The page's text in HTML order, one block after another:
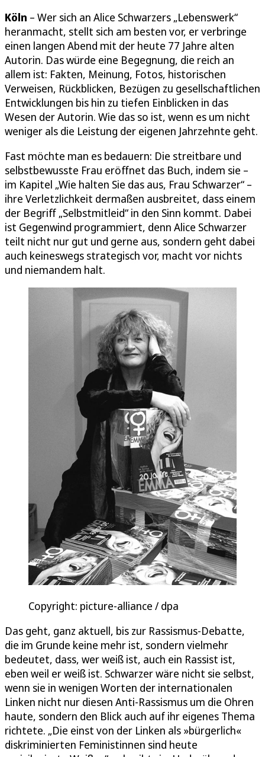
Köln – Wer sich an Alice Schwarzers „Lebenswerk“
heranmacht, stellt sich am besten vor, er verbringe
einen langen Abend mit der heute 77 Jahre alten
Autorin. Das würde eine Begegnung, die reich an
allem ist: Fakten, Meinung, Fotos, historischen
Verweisen, Rückblicken, Bezügen zu gesellschaftlichen
Entwicklungen bis hin zu tiefen Einblicken in das
Wesen der Autorin. Wie das so ist, wenn es um nicht
weniger als die Leistung der eigenen Jahrzehnte geht.
Fast möchte man es bedauern: Die streitbare und
selbstbewusste Frau eröffnet das Buch, indem sie –
im Kapitel „Wie halten Sie das aus, Frau Schwarzer“ –
ihre Verletzlichkeit dermaßen ausbreitet, dass einem
der Begriff „Selbstmitleid“ in den Sinn kommt. Dabei
ist Gegenwind programmiert, denn Alice Schwarzer
teilt nicht nur gut und gerne aus, sondern geht dabei
auch keineswegs strategisch vor, macht vor nichts
und niemandem halt.
Copyright: picture-alliance / dpa
Das geht, ganz aktuell, bis zur Rassismus-Debatte,
die im Grunde keine mehr ist, sondern vielmehr
bedeutet, dass, wer weiß ist, auch ein Rassist ist,
eben weil er weiß ist. Schwarzer wäre nicht sie selbst,
wenn sie in wenigen Worten der internationalen
Linken nicht nur diesen Anti-Rassismus um die Ohren
haute, sondern den Blick auch auf ihr eigenes Thema
richtete. „Die einst von der Linken als »bürgerlich«
diskriminierten Feministinnen sind heute